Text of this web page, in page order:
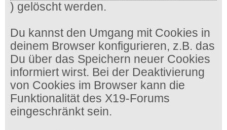
) gelöscht werden.
Du kannst den Umgang mit Cookies in
deinem Browser konfigurieren, z.B. das
Du über das Speichern neuer Cookies
informiert wirst. Bei der Deaktivierung
von Cookies im Browser kann die
Funktionalität des X19-Forums
eingeschränkt sein.